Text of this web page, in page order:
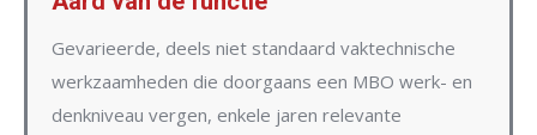
Gevarieerde, deels niet standaard vaktechnische
werkzaamheden die doorgaans een MBO werk- en
denkniveau vergen, enkele jaren relevante